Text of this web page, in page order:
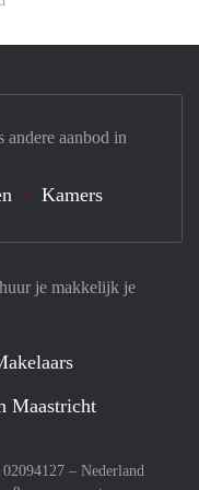
je makkelijk je
Maastricht
– Nederland
aanbod in
Kamers